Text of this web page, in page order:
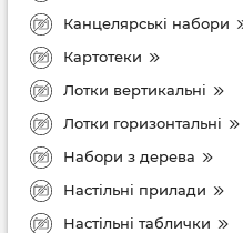
Канцелярські набори
Картотеки
Лотки вертикальні
Лотки горизонтальні
Набори з дерева
Настільні прилади
Настільні таблички